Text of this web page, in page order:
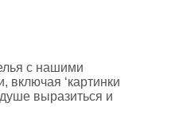
с нашими
включая ‘картинки
выразиться и